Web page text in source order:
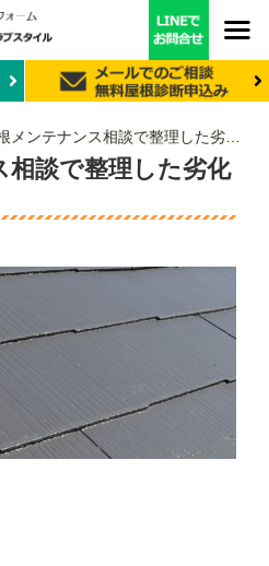
メンテナンス相談で整理した劣化診断と提案
相談で整理した劣化